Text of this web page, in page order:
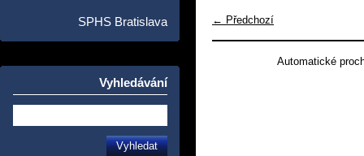
← Předchozí
Automatické
SPHS Bratislava
Vyhledávání